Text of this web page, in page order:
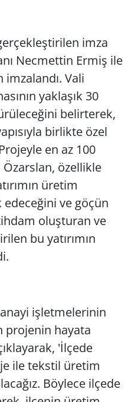
imza
Necmettin Ermiş ile
Vali
yaklaşık 30
belirterek,
birlikte özel
en az 100
özellikle
üretim
edeceğini ve göçün
oluşturan ve
bu yatırımın
işletmelerinin
projenin hayata
'İlçede
ile tekstil üretim
Böylece ilçede